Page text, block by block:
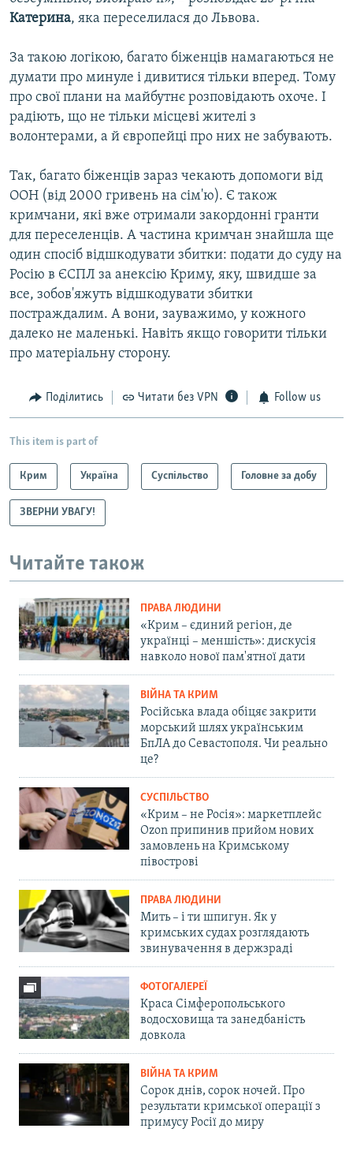
Катерина, яка переселилася до Львова.
За такою логікою, багато біженців намагаються не
думати про минуле і дивитися тільки вперед. Тому
про свої плани на майбутнє розповідають охоче. І
радіють, що не тільки місцеві жителі з
волонтерами, а й європейці про них не забувають.
Так, багато біженців зараз чекають допомоги від
ООН (від 2000 гривень на сім'ю). Є також
кримчани, які вже отримали закордонні гранти
для переселенців. А частина кримчан знайшла ще
один спосіб відшкодувати збитки: подати до суду на
Росію в ЄСПЛ за анексію Криму, яку, швидше за
все, зобов'яжуть відшкодувати збитки
постраждалим. А вони, зауважимо, у кожного
далеко не маленькі. Навіть якщо говорити тільки
про матеріальну сторону.
Поділитись Читати без VPN Follow us
This item is part of
Крим Україна Суспільство Головне за добу
ЗВЕРНИ УВАГУ!
Читайте також
ПРАВА ЛЮДИНИ
«Крим – єдиний регіон, де
українці – меншість»: дискусія
навколо нової пам'ятної дати
ВІЙНА ТА КРИМ
Російська влада обіцяє закрити
морський шлях українським
БпЛА до Севастополя. Чи реально
це?
СУСПІЛЬСТВО
«Крим – не Росія»: маркетплейс
Ozon припинив прийом нових
замовлень на Кримському
півострові
ПРАВА ЛЮДИНИ
Мить – і ти шпигун. Як у
кримських судах розглядають
звинувачення в держзраді
ФОТОГАЛЕРЕЇ
Краса Сімферопольського
водосховища та занедбаність
довкола
ВІЙНА ТА КРИМ
Сорок днів, сорок ночей. Про
результати кримської операції з
примусу Росії до миру